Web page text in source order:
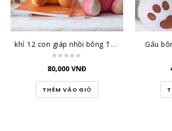
khỉ 12 con giáp nhồi bông TBK12CG
80,000 VNĐ
THÊM VÀO GIỎ
Gấu